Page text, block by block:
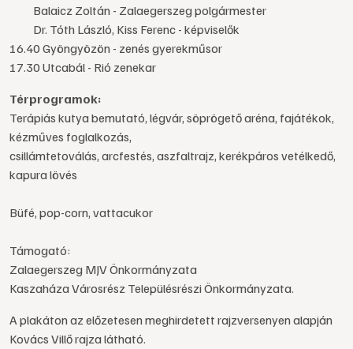
Balaicz Zoltán - Zalaegerszeg polgármester
Dr. Tóth László, Kiss Ferenc - képviselők
16.40 Gyöngyözön - zenés gyerekműsor
17.30 Utcabál - Rió zenekar
Térprogramok:
Terápiás kutya bemutató, légvár, söprögető aréna, fajátékok,
kézműves foglalkozás,
csillámtetoválás, arcfestés, aszfaltrajz, kerékpáros vetélkedő,
kapura lövés
Büfé, pop-corn, vattacukor
Támogató:
Zalaegerszeg MJV Önkormányzata
Kaszaháza Városrész Településrészi Önkormányzata.
A plakáton az előzetesen meghirdetett rajzversenyen alapján
Kovács Villő rajza látható.